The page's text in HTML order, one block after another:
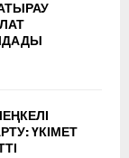
ҮКІМЕТ